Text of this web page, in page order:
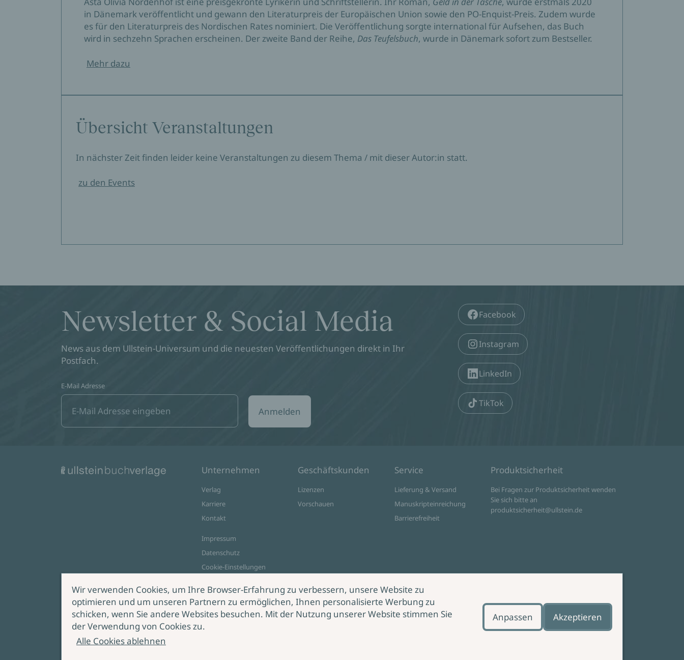
in Dänemark veröffentlicht und gewann den Literaturpreis der Europäischen Union sowie den PO-Enquist-Preis. Zudem wurde
es für den Literaturpreis des Nordischen Rates nominiert. Die Veröffentlichung sorgte international für Aufsehen, das Buch
wird in sechzehn Sprachen erscheinen. Der zweite Band der Reihe, Das Teufelsbuch, wurde in Dänemark sofort zum Bestseller.
Mehr dazu
Übersicht Veranstaltungen
In nächster Zeit finden leider keine Veranstaltungen zu diesem Thema / mit dieser Autor:in statt.
zu den Events
Newsletter & Social Media
News aus dem Ullstein-Universum und die neuesten Veröffentlichungen direkt in Ihr
Postfach.
E-Mail Adresse
Anmelden
Facebook
Instagram
LinkedIn
TikTok
Unternehmen
Verlag
Karriere
Kontakt
Impressum
Datenschutz
Cookie-Einstellungen
Geschäftskunden
Lizenzen
Vorschauen
Service
Lieferung & Versand
Manuskripteinreichung
Barrierefreiheit
Produktsicherheit
Bei Fragen zur Produktsicherheit wenden
Sie sich bitte an
produktsicherheit@ullstein.de
Zahlungsoptionen
Wir verwenden Cookies, um Ihre Browser-Erfahrung zu verbessern, unsere Website zu
optimieren und um unseren Partnern zu ermöglichen, Ihnen personalisierte Werbung zu
schicken, wenn Sie andere Websites besuchen. Mit der Nutzung unserer Website stimmen Sie
der Verwendung von Cookies zu.
Alle Cookies ablehnen
Anpassen Akzeptieren